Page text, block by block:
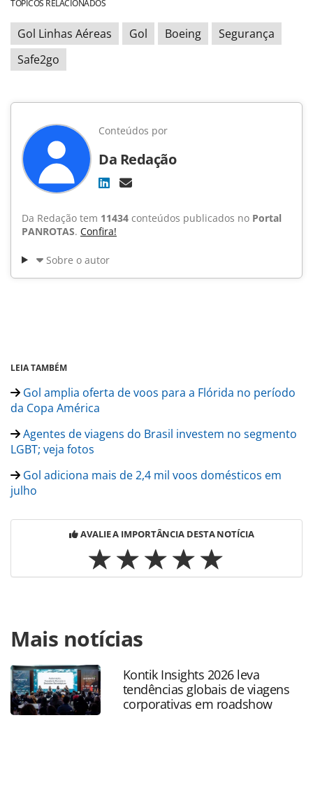
TÓPICOS RELACIONADOS
Gol Linhas Aéreas Gol Boeing
Segurança
Safe2go
Conteúdos por
Da Redação
Da Redação tem 11434 conteúdos publicados no Portal
PANROTAS. Confira!
Sobre o autor
LEIA TAMBÉM
Gol amplia oferta de voos para a Flórida no período
da Copa América
Agentes de viagens do Brasil investem no segmento
LGBT; veja fotos
Gol adiciona mais de 2,4 mil voos domésticos em
julho
AVALIE A IMPORTÂNCIA DESTA NOTÍCIA
https://www.panrotas.com.br/aviacao/eventos/2024/06/
parceiros-gol-realiza-safe2go-para-debater-seguranca-na-
aviacao_206154.html ou as ferramentas oferecidas na
página. Todo o conteúdo produzido pela PANROTAS
Editora é protegido pela legislação brasileira sobre direito
autoral. Não reproduza o conteúdo sem autorização da
Mais notícias
Kontik Insights 2026 leva
tendências globais de viagens
corporativas em roadshow